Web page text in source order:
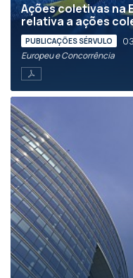
Ações coletivas na
relativa a ações
PUBLICAÇÕES SÉRVULO
Europeu e Concorrência